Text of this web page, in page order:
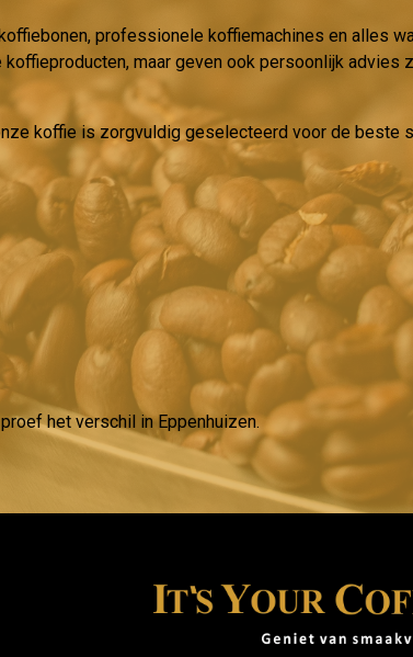
professionele koffiemachines en alles
maar geven ook persoonlijk advies
koffie is zorgvuldig geselecteerd voor de beste
het verschil in Eppenhuizen.